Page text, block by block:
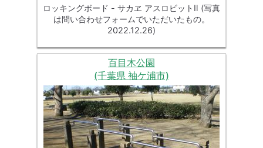
ロッキングボード - サカヱ アスロビットⅡ (写真
は問い合わせフォームでいただいたもの。
2022.12.26)
百目木公園
(千葉県 袖ケ浦市)